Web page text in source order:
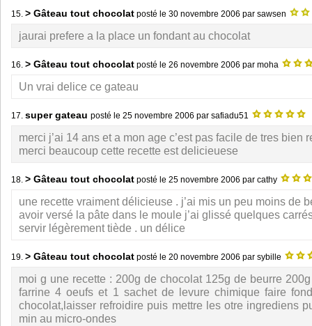
15. > Gâteau tout chocolat posté le 30 novembre 2006 par sawsen
jaurai prefere a la place un fondant au chocolat
16. > Gâteau tout chocolat posté le 26 novembre 2006 par moha
Un vrai delice ce gateau
17. super gateau posté le 25 novembre 2006 par safiadu51
merci j’ai 14 ans et a mon age c’est pas facile de tres bien
merci beaucoup cette recette est delicieuese
18. > Gâteau tout chocolat posté le 25 novembre 2006 par cathy
une recette vraiment délicieuse . j’ai mis un peu moins de
avoir versé la pâte dans le moule j’ai glissé quelques
servir légèrement tiède . un délice
19. > Gâteau tout chocolat posté le 20 novembre 2006 par sybille
moi g une recette : 200g de chocolat 125g de beurre
farrine 4 oeufs et 1 sachet de levure chimique faire
chocolat,laisser refroidire puis mettre les otre ingrediens
min au micro-ondes